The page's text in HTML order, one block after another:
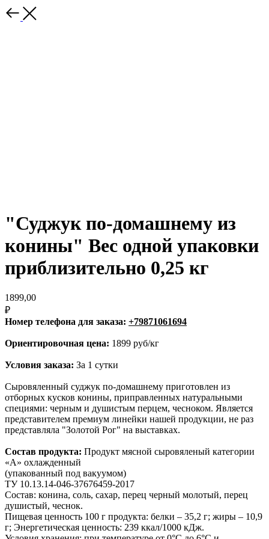
"Суджук по-домашнему из
конины" Вес одной упаковки
приблизительно 0,25 кг
1899,00
₽
Номер телефона для заказа: +79871061694
Ориентировочная цена: 1899 руб/кг
Условия заказа: За 1 сутки
Сыровяленный суджук по-домашнему приготовлен из
отборных кусков конины, приправленных натуральными
специями: черным и душистым перцем, чесноком. Является
представителем премиум линейки нашей продукции, не раз
представляла "Золотой Рог" на выставках.
Состав продукта: Продукт мясной сыровяленый категории
«А» охлажденный
(упакованный под вакуумом)
ТУ 10.13.14-046-37676459-2017
Состав: конина, соль, сахар, перец черный молотый, перец
душистый, чеснок.
Пищевая ценность 100 г продукта: белки – 35,2 г; жиры – 10,9
г; Энергетическая ценность: 239 ккал/1000 кДж.